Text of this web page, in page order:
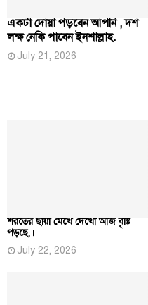
একটা দোয়া পড়বেন আপনি , দশ
লক্ষ নেকি পাবেন ইনশাল্লাহ.
July 21, 2026
শরতের ছায়া মেখে দেখো আজ বৃষ্টি
পড়ছে,।
July 22, 2026